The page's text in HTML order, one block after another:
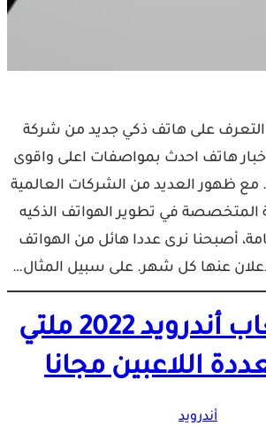
التعرف على هاتف ذكي جديد من شركة
هاتف احدث بمواصفات اعلى واقوى
مع ظهور العديد من الشركات العالمية
في تطوير الهواتف الذكيه
أصبحنا نرى عددا هائل من الهواتف
عنها كل شهر. على سبيل المثال…
أفضل ألعاب أندرويد 2022 ملتي
اللاعبين مجانا
أندرويد